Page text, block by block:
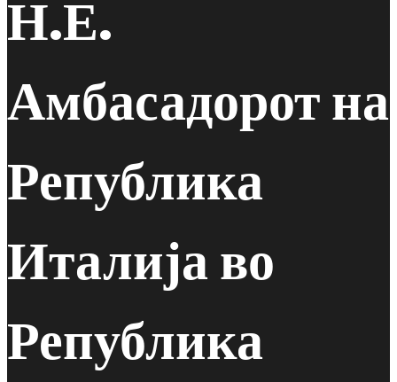
Н.Е.
Амбасадорот на
Република
Италија во
Република